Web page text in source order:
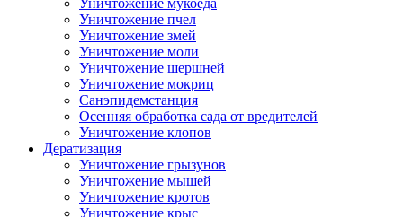
Уничтожение мукоеда
Уничтожение пчел
Уничтожение змей
Уничтожение моли
Уничтожение шершней
Уничтожение мокриц
Санэпидемстанция
Осенняя обработка сада от вредителей
Уничтожение клопов
Дератизация
Уничтожение грызунов
Уничтожение мышей
Уничтожение кротов
Уничтожение крыс